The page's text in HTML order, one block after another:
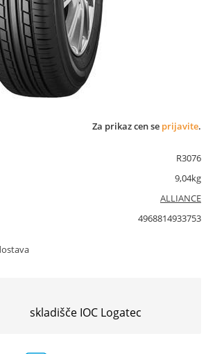
Za prikaz cen se prijavite.
R3076
9,04kg
ALLIANCE
4968814933753
skladišče IOC Logatec